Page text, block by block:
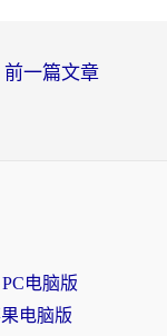
前一篇文章
电脑版
电脑版